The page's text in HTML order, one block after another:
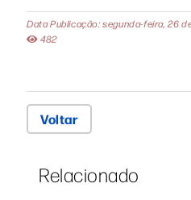
Data Publicação: segunda-feira, 26
482
Voltar
Relacionado